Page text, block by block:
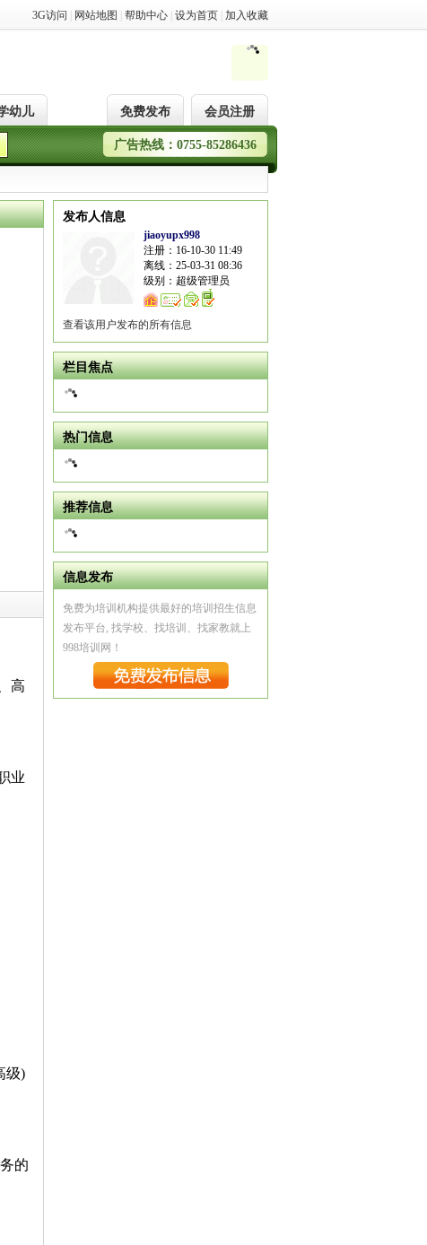
3G访问 网站地图 帮助中心 设为首页 加入收藏
幼儿 会员注册
免费发布
广告热线：0755-85286436
高
业
级)
的
发布人信息
jiaoyupx998
注册：16-10-30 11:49
离线：25-03-31 08:36
级别：超级管理员
查看该用户发布的所有信息
栏目焦点
热门信息
推荐信息
信息发布
免费为培训机构提供最好的培训招生信息
发布平台, 找学校、找培训、找家教就上
998培训网！